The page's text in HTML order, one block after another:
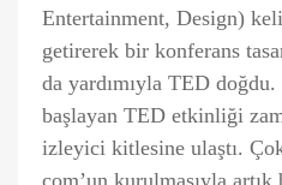
Entertainment, Design)
getirerek bir konferans
da yardımıyla TED
başlayan TED etkinliği
izleyici kitlesine ulaştı.